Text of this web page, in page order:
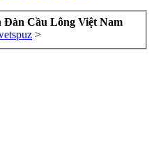
Cầu Lông Việt Nam
>